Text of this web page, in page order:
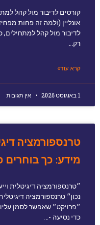
קורסים לדיבור מול קהל
אונליין (ולמה זה פחות
לדיבור מול קהל למתחילים,
רק…
קרא עוד»
1 באוגוסט 2026 אין תגובות
טרנספורמציה
מידע: כך בוחרים
״טרנספורמציה דיגיטלית
נכון״ טרנספורמציה
״פרויקט״ שאפשר לסמן עליו
כדי נסיעה -…